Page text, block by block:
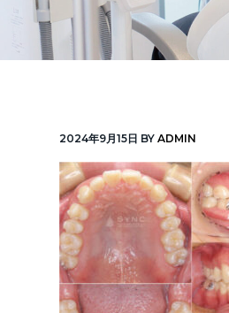
n
t
み
な
み
町
中
華
街
駅」
徒
歩
1
分
2024年9月15日 BYADMIN